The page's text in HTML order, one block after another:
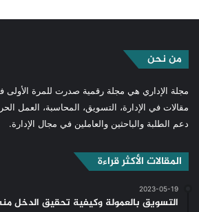
من نحن
مقالات في الإدارة، التسويق، المحاسبة، العمل
دعم الطلبة والباحثين والعاملين في مجال الإدارة.
المقالات الأكثر قراءة
2023-05-19
التسويق بالعمولة وكيفية تحقيق الدخل